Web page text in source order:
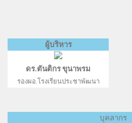
ผู้บริหาร
ดร.ตันติกร ขุนาพรม
รองผอ.โรงเรียนประชาพัฒนา
บุคลากร